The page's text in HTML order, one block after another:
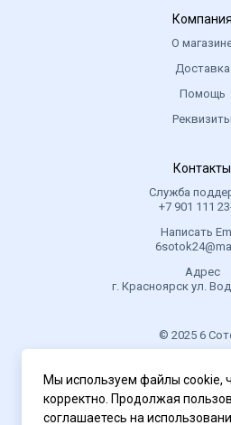
Компания
О
Доставка
Помощь
Реквизиты
Контакты
Служба
+7 901 111
Написать
Адрес
г. Красноярск ул.
© 2025 6
.
Политика
Мы используем файлы cookie,
корректно. Продолжая
соглашаетесь на